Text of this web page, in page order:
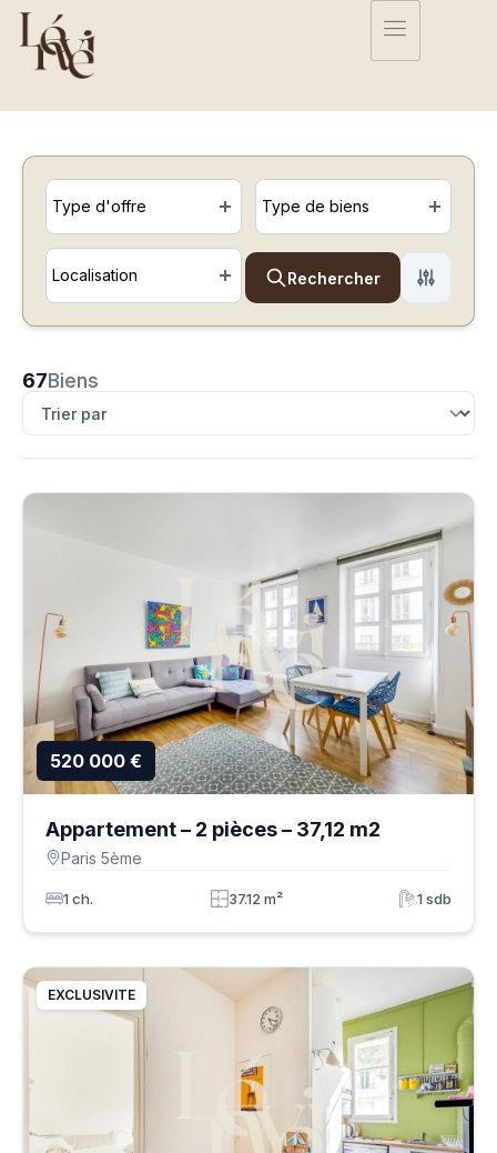
Type d'offre Type de biens
Localisation Rechercher
67Biens
520 000 €
Appartement – 2 pièces – 37,12 m2
Paris 5ème
1 ch. 37.12 m² 1 sdb
EXCLUSIVITE